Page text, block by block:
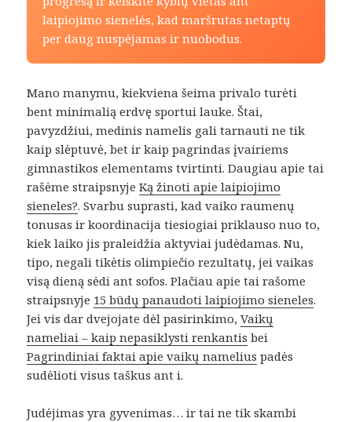
laipiojimo sienelės, kad maršrutas netaptų
per daug nuspėjamas ir nuobodus.
Mano manymu, kiekviena šeima privalo turėti
bent minimalią erdvę sportui lauke. Štai,
pavyzdžiui, medinis namelis gali tarnauti ne tik
kaip slėptuvė, bet ir kaip pagrindas įvairiems
gimnastikos elementams tvirtinti. Daugiau apie tai
rašėme straipsnyjeKą žinoti apie laipiojimo
sieneles?. Svarbu suprasti, kad vaiko raumenų
tonusas ir koordinacija tiesiogiai priklauso nuo to,
kiek laiko jis praleidžia aktyviai judėdamas. Nu,
tipo, negali tikėtis olimpiečio rezultatų, jei vaikas
visą dieną sėdi ant sofos. Plačiau apie tai rašome
straipsnyje 15 būdų panaudoti laipiojimo sieneles.
Jei vis dar dvejojate dėl pasirinkimo,Vaikų
nameliai – kaip nepasiklysti renkantis bei
Pagrindiniai faktai apie vaikų namelius padės
sudėlioti visus taškus ant i.
Judėjimas yra gyvenimas… ir tai ne tik skambi